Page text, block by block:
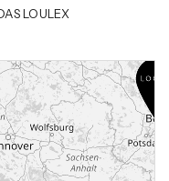
LOULEX